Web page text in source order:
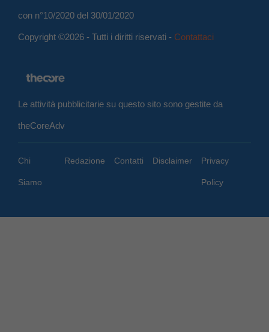
con n°10/2020 del 30/01/2020
Copyright ©2026 - Tutti i diritti riservati - Contattaci
Le attività pubblicitarie su questo sito sono gestite da
theCoreAdv
Chi
Siamo
Redazione Contatti Disclaimer Privacy
Policy